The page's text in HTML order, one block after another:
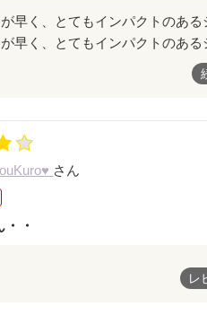
くって元気で…
ます
か勇気づけられたのでｗ
早く、とてもインパクトのあ
ーション的な内容も、なんだ
さん
・
始めたときは、本当失礼ですけ
るやつやなぁ・・」って思いまし
レ